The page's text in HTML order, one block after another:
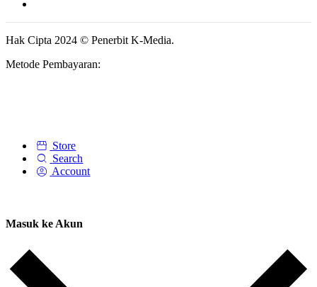
Hak Cipta 2024 © Penerbit K-Media.
Metode Pembayaran:
Store
Search
Account
Masuk ke Akun